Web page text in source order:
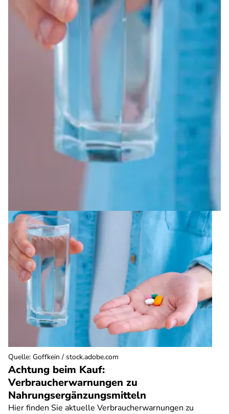
Achtung beim Kauf:
Verbraucherwarnungen zu
Nahrungsergänzungsmitteln
Hier finden Sie aktuelle Verbraucherwarnungen zu
Quelle: Goffkein / stock.adobe.com